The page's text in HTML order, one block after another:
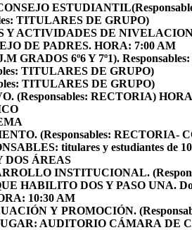
ESTUDIANTIL
TITULARES DE GRUPO)
Y ACTIVIDADES DE
DE PADRES. HORA: 7:00 AM
GRADOS 6º6 Y 7º1).
TITULARES DE GRUPO)
TITULARES DE GRUPO)
(Responsables: RECTORIA)
(Responsables: RECTORIA-
titulares y estudiantes de
DOS ÁREAS
INSTITUCIONAL.
HABILITO DOS Y PASO UNA.
10:30 AM
Y PROMOCIÓN.
AUDITORIO CÁMARA DE